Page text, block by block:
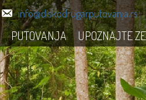
info@diskodrugarputovanja.rs
PUTOVANJA UPOZNAJTE